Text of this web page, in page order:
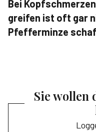
Bei
greifen ist oft gar
Pfefferminze
Sie wollen